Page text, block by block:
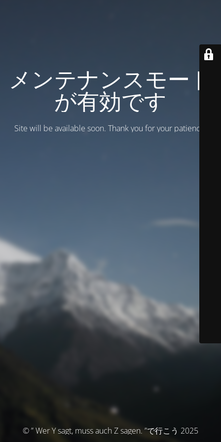
メンテナンスモード
が有効です
Site will be available soon. Thank you for your patience!
© ” Wer Y sagt, muss auch Z sagen. ”で行こう 2025